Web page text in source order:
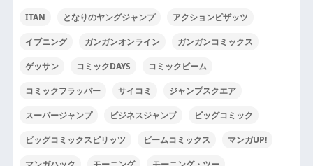
ITAN となりのヤングジャンプ アクションピザッツ
イブニング ガンガンオンライン ガンガンコミックス
ゲッサン コミックDAYS コミックビーム
コミックフラッパー サイコミ ジャンプスクエア
スーパージャンプ ビジネスジャンプ ビッグコミック
ビッグコミックスピリッツ ビームコミックス マンガUP!